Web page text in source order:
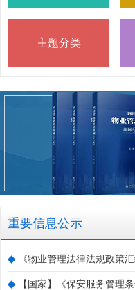
主题分类
重要信息公示
◆ 《物业管理法律法规政策
本正式出炉
◆ 【国家】《保安服务管理